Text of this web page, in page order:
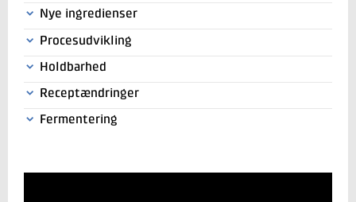
Hvordan sammensætter du dine ingredienser, så du
rammer den ønskede smag og tekstur? Hands-on hjælp til
udvikling og udvælgelse af prototyper.
Nye ingredienser
Hvordan udvikler, udvælger og beskytter du nye
ingredienser i din opskrift?
Procesudvikling
Hvordan tilpasser du din proces for at ramme de ønskede
egenskaber i jeres nye produkt?
Holdbarhed
Hvor længe holder fødevaren sin kvalitet i forhold til farve,
aroma og tekstur? Og hvordan forbedrer du eventuelt
holdbarheden?
Receptændringer
Hvordan kvalitetssikrer du ændringer i din recept?
Fermentering